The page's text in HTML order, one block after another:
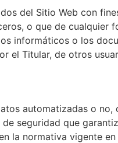
del Sitio Web con
o que de cualquier
informáticos o los
Titular, de otros
automatizadas o
seguridad que
la normativa vigente